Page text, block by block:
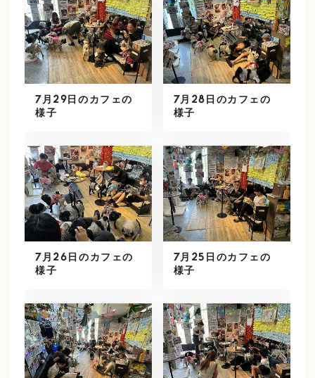
7月29日のカフェの
様子
7月28日のカフェの
様子
7月26日のカフェの
様子
7月25日のカフェの
様子